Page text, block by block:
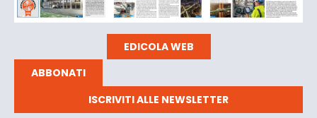
EDICOLA WEB
ABBONATI
ISCRIVITI ALLE NEWSLETTER